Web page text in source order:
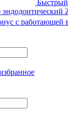
с работающей